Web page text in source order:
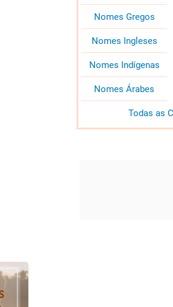
Nomes Gregos
Nomes Ingleses
Nomes Indígenas
Nomes Árabes
Todas as